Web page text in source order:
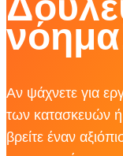
Αν ψάχνετε για
των κατασκευών ή
βρείτε έναν